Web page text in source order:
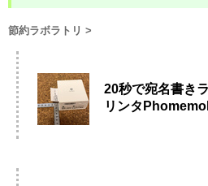
節約ラボラトリ >
20秒で宛名書き
リンタ